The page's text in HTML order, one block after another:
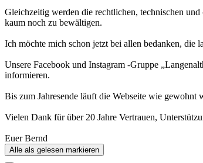
Gleichzeitig werden die rechtlichen, technischen
kaum noch zu bewältigen.
Ich möchte mich schon jetzt bei allen bedanken, die
Unsere Facebook und Instagram -Gruppe
informieren.
Bis zum Jahresende läuft die Webseite wie gewohnt
Vielen Dank für über 20 Jahre Vertrauen,
Euer Bernd
Alle als gelesen markieren